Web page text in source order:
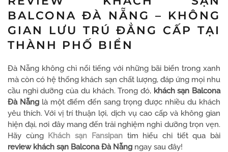
BALCONA ĐÀ NẴNG – KHÔNG
GIAN LƯU TRÚ ĐẲNG CẤP TẠI
THÀNH PHỐ BIỂN
Đà Nẵng không chỉ nổi tiếng với những bãi biển trong xanh
mà còn có hệ thống khách sạn chất lượng, đáp ứng mọi nhu
cầu nghỉ dưỡng của du khách. Trong đó, khách sạn Balcona
Đà Nẵng là một điểm đến sang trọng được nhiều du khách
yêu thích. Với vị trí thuận lợi, dịch vụ cao cấp và không gian
hiện đại, nơi đây mang đến trải nghiệm nghỉ dưỡng trọn vẹn.
Hãy cùng Khách sạn Fansipantìm hiểu chi tiết qua bài
review khách sạn Balcona Đà Nẵng ngay sau đây!